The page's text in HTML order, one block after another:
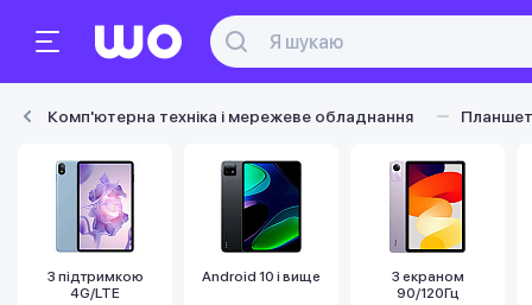
Комп'ютерна техніка і мережеве обладнання
З підтримкою
4G/LTE
Android 10 і вище
З екраном
90/120Гц